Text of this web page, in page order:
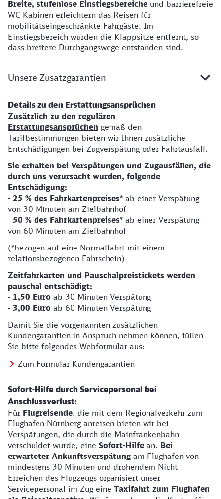
Breite, stufenlose Einstiegsbereiche und barrierefreie
WC-Kabinen erleichtern das Reisen für
mobilitätseingeschränkte Fahrgäste. Im
Einstiegsbereich wurden die Klappsitze entfernt, so
dass breitere Durchgangswege entstanden sind.
Unsere Zusatzgarantien
Details zu den Erstattungsansprüchen
Zusätzlich zu den regulären
Erstattungsansprüchen gemäß den
Tarifbestimmungen bieten wir Ihnen zusätzliche
Entschädigungen bei Zugverspätung oder Fahrtausfall.
Sie erhalten bei Verspätungen und Zugausfällen, die
durch uns verursacht wurden, folgende
Entschädigung:
- 25 % des Fahrkartenpreises* ab einer Verspätung
von 30 Minuten am Zielbahnhof
- 50 % des Fahrkartenpreises* ab einer Verspätung
von 60 Minuten am Zielbahnhof
(*bezogen auf eine Normalfahrt mit einem
relationsbezogenen Fahrschein)
Zeitfahrkarten und Pauschalpreistickets werden
pauschal entschädigt:
- 1,50 Euro ab 30 Minuten Verspätung
- 3,00 Euro ab 60 Minuten Verspätung
Damit Sie die vorgenannten zusätzlichen
Kundengarantien in Anspruch nehmen können, füllen
Sie bitte folgendes Webformular aus:
Zum Formular Kundengarantien
Sofort-Hilfe durch Servicepersonal bei
Anschlussverlust:
Für Flugreisende, die mit dem Regionalverkehr zum
Flughafen Nürnberg anreisen bieten wir bei
Verspätungen, die durch die Mainfrankenbahn
verschuldet wurde, eine Sofort-Hilfe an. Bei
erwarteter Ankunftsverspätung am Flughafen von
mindestens 30 Minuten und drohendem Nicht-
Erreichen des Flugzeugs organisiert unser
Servicepersonal im Zug eine Taxifahrt zum Flughafen